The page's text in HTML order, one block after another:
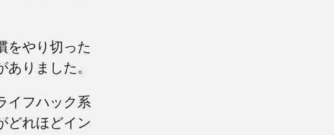
をやり切った
りました。
イフハック系
どれほどイン